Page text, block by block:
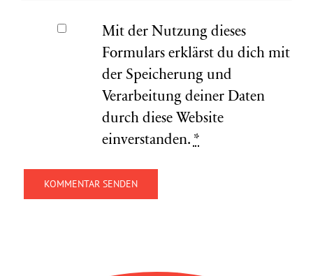
Mit der Nutzung dieses
Formulars erklärst du dich mit
der Speicherung und
Verarbeitung deiner Daten
durch diese Website
einverstanden. *